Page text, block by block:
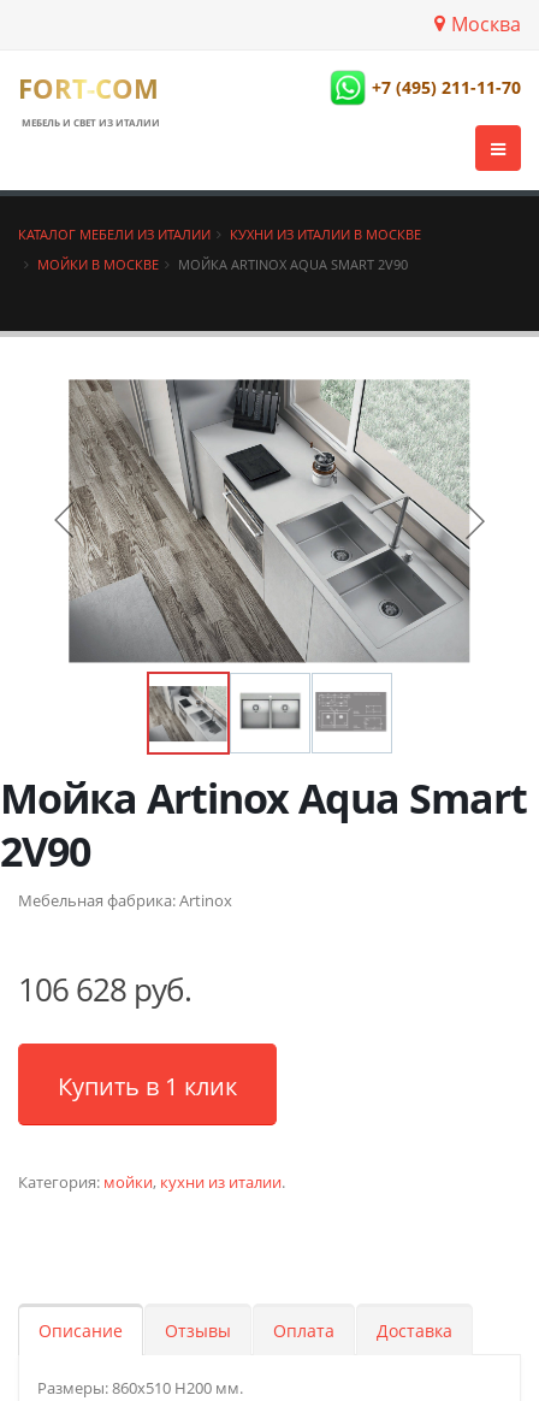
Москва
FORT-COM
МЕБЕЛЬ И СВЕТ ИЗ ИТАЛИИ
+7 (495) 211-11-70
КАТАЛОГ МЕБЕЛИ ИЗ ИТАЛИИ
КУХНИ ИЗ ИТАЛИИ В МОСКВЕ
МОЙКИ В МОСКВЕ
МОЙКА ARTINOX AQUA SMART 2V90
Мойка Artinox Aqua Smart
2V90
Мебельная фабрика:Artinox
106 628 руб.
Купить в 1 клик
Категория: мойки, кухни из италии.
Описание Отзывы Оплата Доставка
Размеры: 860х510 H200 мм.